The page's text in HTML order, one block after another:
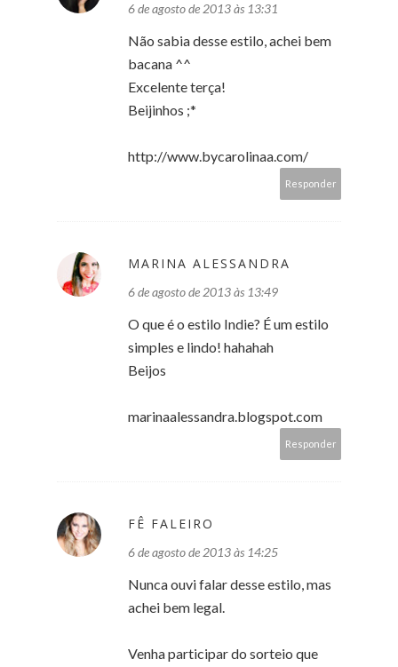
6 de agosto de 2013 às 13:31
Não sabia desse estilo, achei bem
bacana ^^
Excelente terça!
Beijinhos ;*
http://www.bycarolinaa.com/
Responder
MARINA ALESSANDRA
6 de agosto de 2013 às 13:49
O que é o estilo Indie? É um estilo
simples e lindo! hahahah
Beijos
marinaalessandra.blogspot.com
Responder
FÊ FALEIRO
6 de agosto de 2013 às 14:25
Nunca ouvi falar desse estilo, mas
achei bem legal.
Venha participar do sorteio que